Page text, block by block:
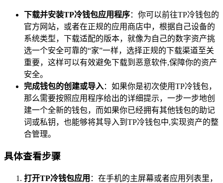
下载并安装TP冷钱包应用程序：你可以前往TP冷钱包的
官方网站，或者在正规的应用商店中，根据自己设备的
系统类型，下载适配的版本，就像为自己的数字资产挑
选一个安全可靠的“家”一样，选择正规的下载渠道至关
重要，这样可以有效避免下载到恶意软件,保障你的资产
安全。
完成钱包的创建或导入：如果你是初次使用TP冷钱包，
那么需要按照应用程序给出的详细提示，一步一步地创
建一个全新的钱包，而如果你已经拥有其他钱包的助记
词或私钥，也能够将其导入到TP冷钱包中,实现资产的整
合管理。
具体查看步骤
打开TP冷钱包应用 ：在手机的主屏幕或者应用列表里，